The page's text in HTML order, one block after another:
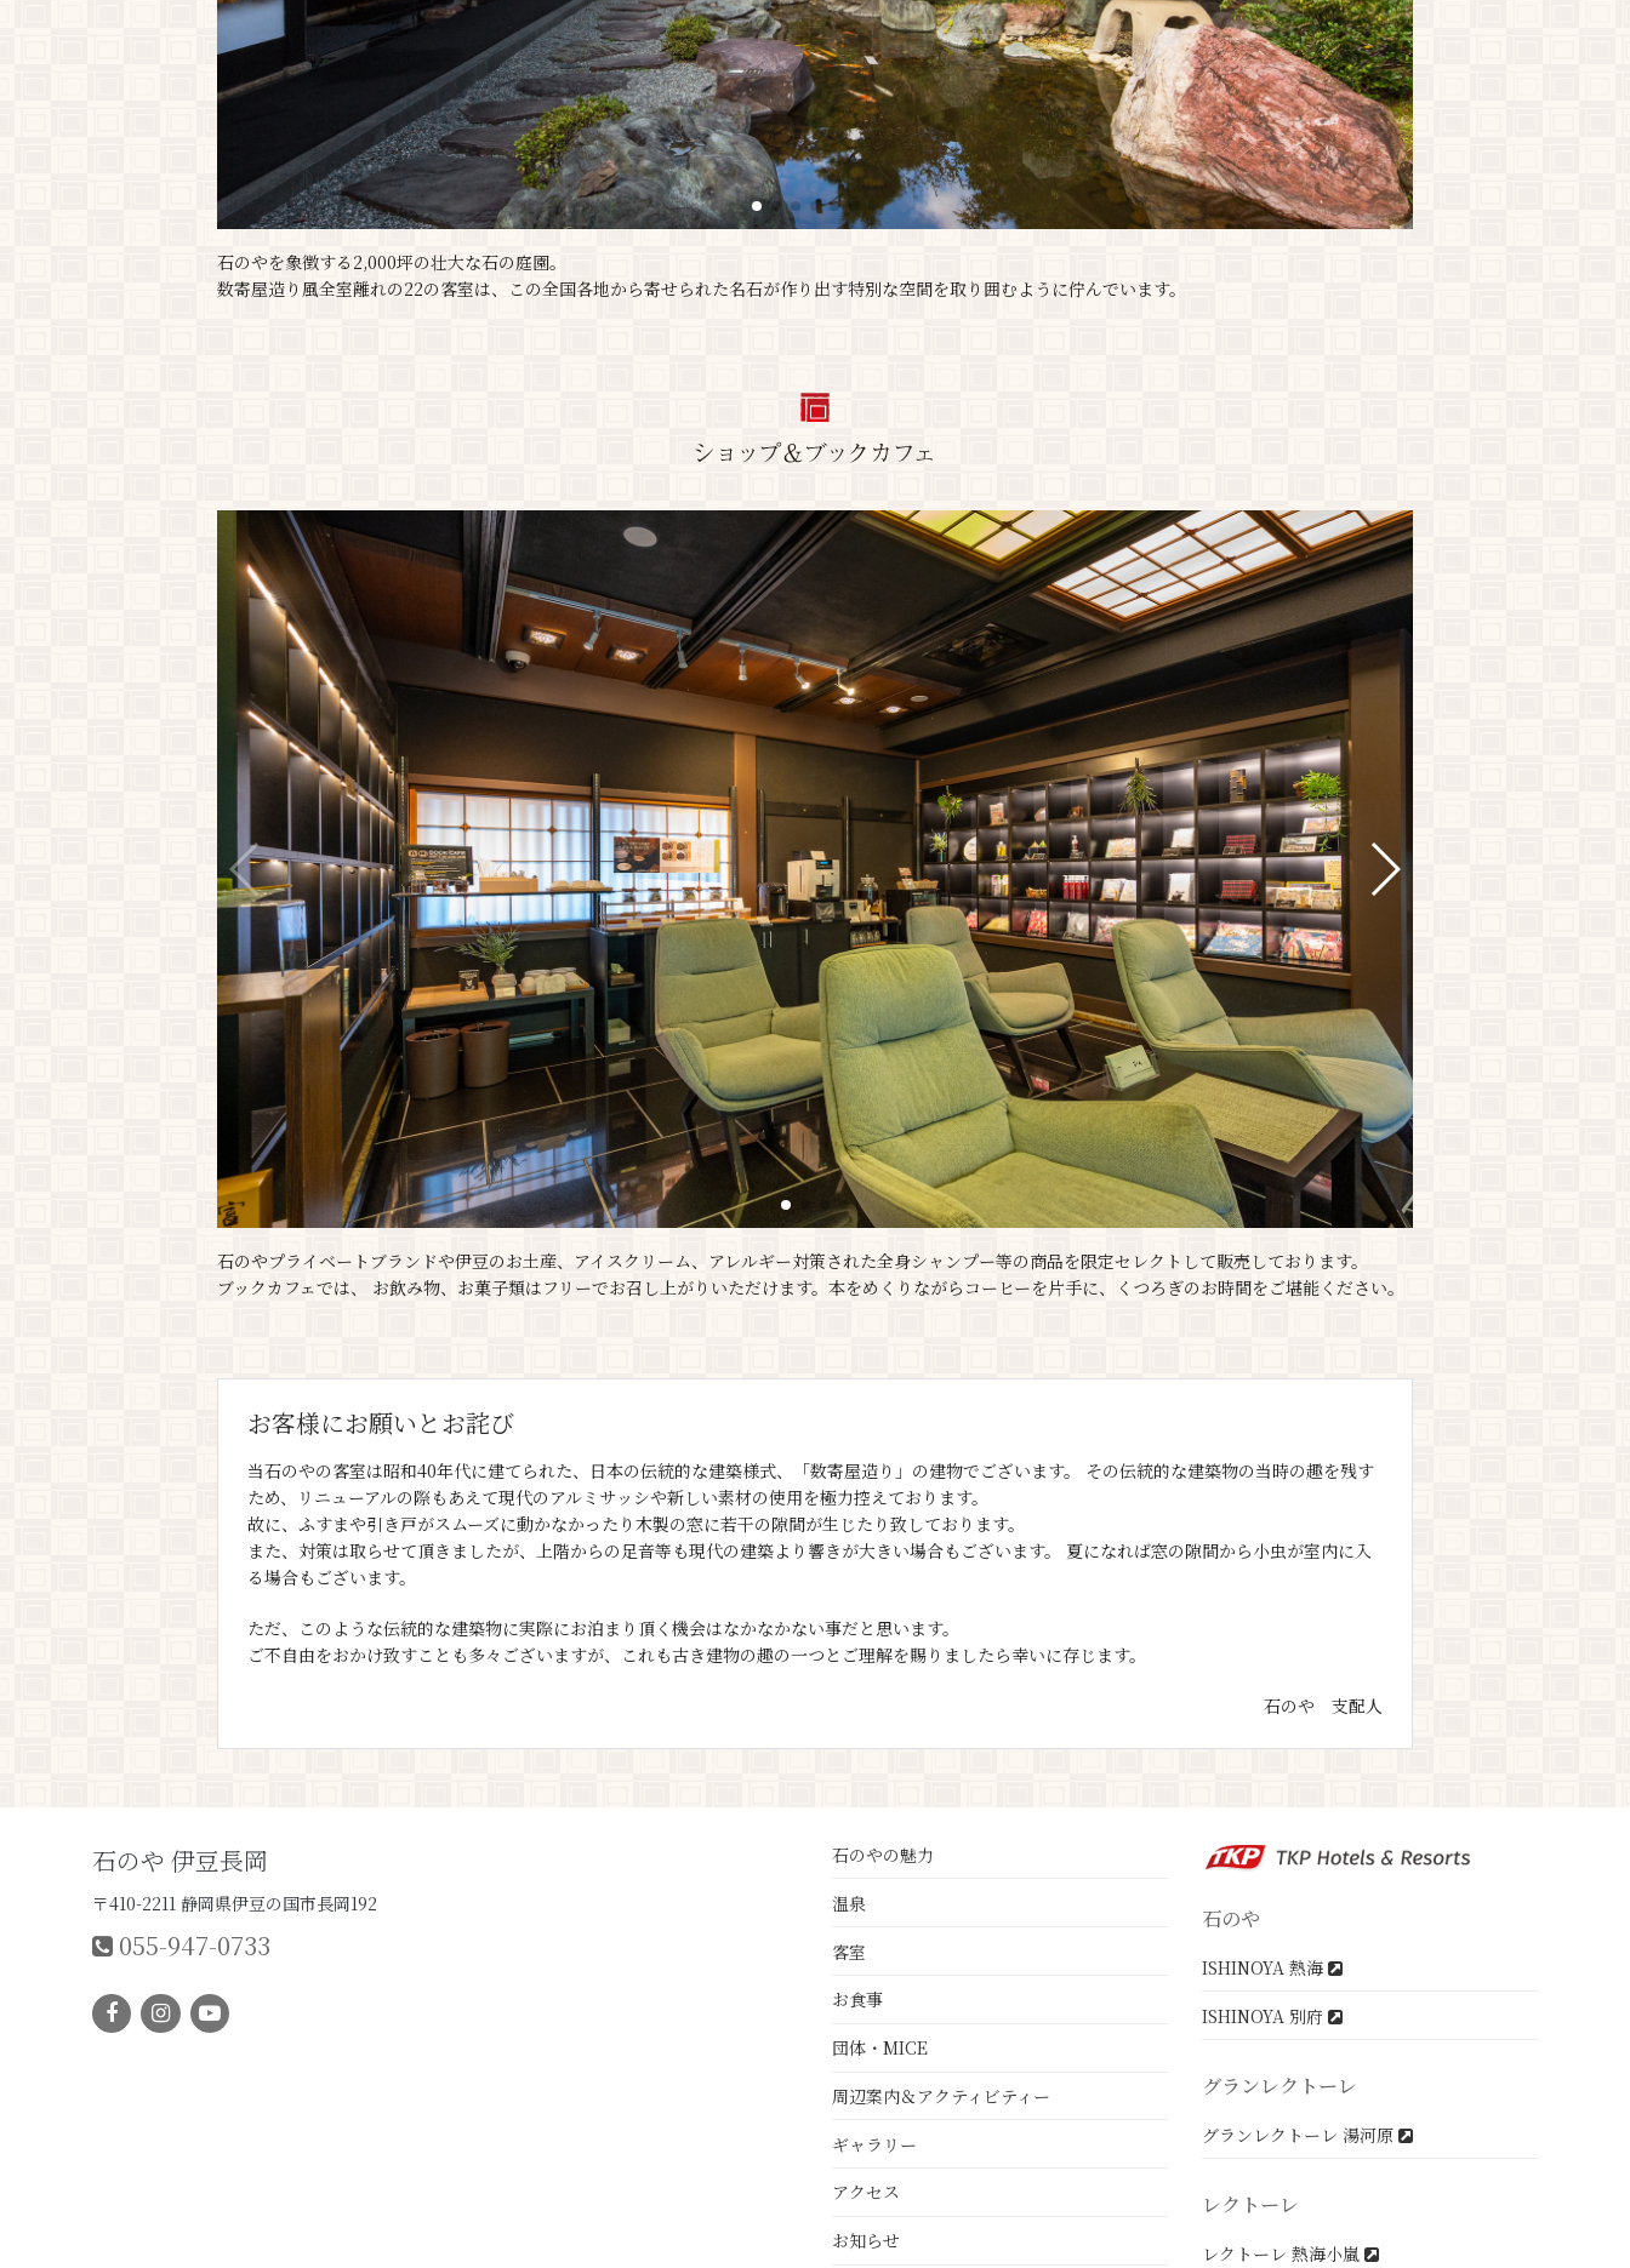
石のやを象徴する2,000坪の壮大な石の庭園。
数寄屋造り風全室離れの22の客室は、この全国各地から寄せられた名石が作り出す特別な空間を取り囲むように佇んでいます。
石のやプライベートブランドや伊豆のお土産、アイスクリーム、アレルギー対策された全身シャンプー等の商品を限定セレクトして販売しております。
ブックカフェでは、 お飲み物、お菓子類はフリーでお召し上がりいただけます。本をめくりながらコーヒーを片手に、くつろぎのお時間をご堪能ください。
お客様にお願いとお詫び
当石のやの客室は昭和40年代に建てられた、日本の伝統的な建築様式、「数寄屋造り」の建物でございます。 その伝統的な建築物の当時の趣を残す
ため、リニューアルの際もあえて現代のアルミサッシや新しい素材の使用を極力控えております。
故に、ふすまや引き戸がスムーズに動かなかったり木製の窓に若干の隙間が生じたり致しております。
また、対策は取らせて頂きましたが、上階からの足音等も現代の建築より響きが大きい場合もございます。 夏になれば窓の隙間から小虫が室内に入
る場合もございます。
ただ、このような伝統的な建築物に実際にお泊まり頂く機会はなかなかない事だと思います。
ご不自由をおかけ致すことも多々ございますが、これも古き建物の趣の一つとご理解を賜りましたら幸いに存じます。
石のや 支配人
石のや 伊豆長岡
〒410-2211 静岡県伊豆の国市長岡192
055-947-0733
石のやの魅力
温泉
客室
お食事
団体・MICE
周辺案内＆アクティビティー
ギャラリー
アクセス
お知らせ
石のや
ISHINOYA 熱海
ISHINOYA 別府
グランレクトーレ
グランレクトーレ 湯河原
レクトーレ
レクトーレ 熱海小嵐